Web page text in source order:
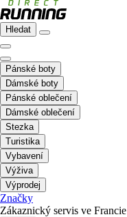
Hledat
Pánské boty
Dámské boty
Pánské oblečení
Dámské oblečení
Stezka
Turistika
Vybavení
Výživa
Výprodej
Značky
Zákaznický servis ve Francie